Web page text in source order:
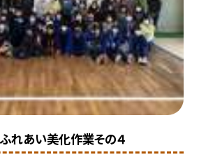
ふれあい美化作業その４